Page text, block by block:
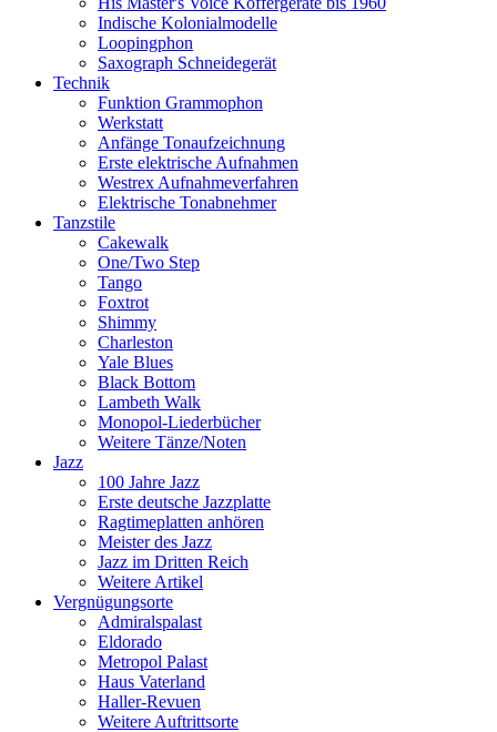
Indische Kolonialmodelle
Loopingphon
Saxograph Schneidegerät
Technik
Funktion Grammophon
Werkstatt
Anfänge Tonaufzeichnung
Erste elektrische Aufnahmen
Westrex Aufnahmeverfahren
Elektrische Tonabnehmer
Tanzstile
Cakewalk
One/Two Step
Tango
Foxtrot
Shimmy
Charleston
Yale Blues
Black Bottom
Lambeth Walk
Monopol-Liederbücher
Weitere Tänze/Noten
Jazz
100 Jahre Jazz
Erste deutsche Jazzplatte
Ragtimeplatten anhören
Meister des Jazz
Jazz im Dritten Reich
Weitere Artikel
Vergnügungsorte
Admiralspalast
Eldorado
Metropol Palast
Haus Vaterland
Haller-Revuen
Weitere Auftrittsorte